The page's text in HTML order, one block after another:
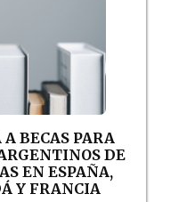
BECAS PARA
DE
EN ESPAÑA,
Y FRANCIA